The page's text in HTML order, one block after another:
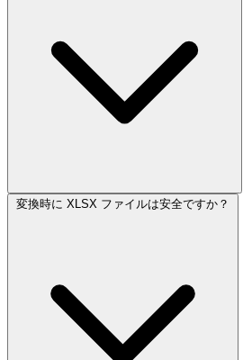
変換時に XLSX ファイルは安全ですか？